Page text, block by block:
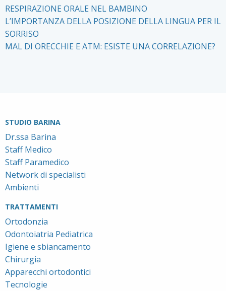
RESPIRAZIONE ORALE NEL BAMBINO
L’IMPORTANZA DELLA POSIZIONE DELLA LINGUA PER IL
SORRISO
MAL DI ORECCHIE E ATM: ESISTE UNA CORRELAZIONE?
STUDIO BARINA
Dr.ssa Barina
Staff Medico
Staff Paramedico
Network di specialisti
Ambienti
TRATTAMENTI
Ortodonzia
Odontoiatria Pediatrica
Igiene e sbiancamento
Chirurgia
Apparecchi ortodontici
Tecnologie